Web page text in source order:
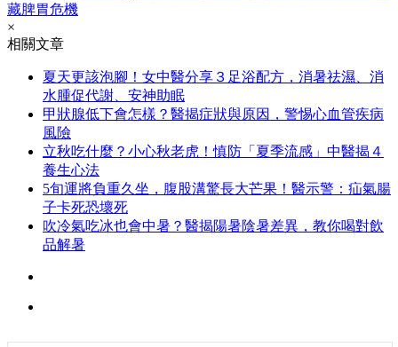
藏脾胃危機
×
相關文章
夏天更該泡腳！女中醫分享３足浴配方，消暑祛濕、消
水腫促代謝、安神助眠
甲狀腺低下會怎樣？醫揭症狀與原因，警惕心血管疾病
風險
立秋吃什麼？小心秋老虎！慎防「夏季流感」中醫揭４
養生心法
5旬運將負重久坐，腹股溝驚長大芒果！醫示警：疝氣腸
子卡死恐壞死
吹冷氣吃冰也會中暑？醫揭陽暑陰暑差異，教你喝對飲
品解暑